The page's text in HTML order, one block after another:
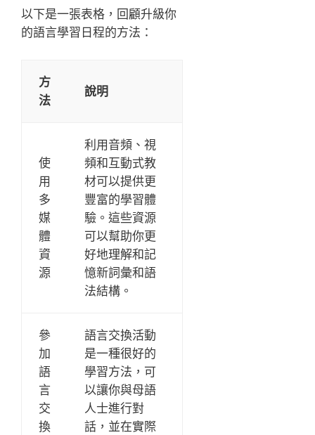
以下是一張表格，回顧升級你
的語言學習日程的方法：
方
法
說明
使
用
多
媒
體
資
源
利用音頻、視
頻和互動式教
材可以提供更
豐富的學習體
驗。這些資源
可以幫助你更
好地理解和記
憶新詞彙和語
法結構。
參
加
語
言
交
換
語言交換活動
是一種很好的
學習方法，可
以讓你與母語
人士進行對
話，並在實際